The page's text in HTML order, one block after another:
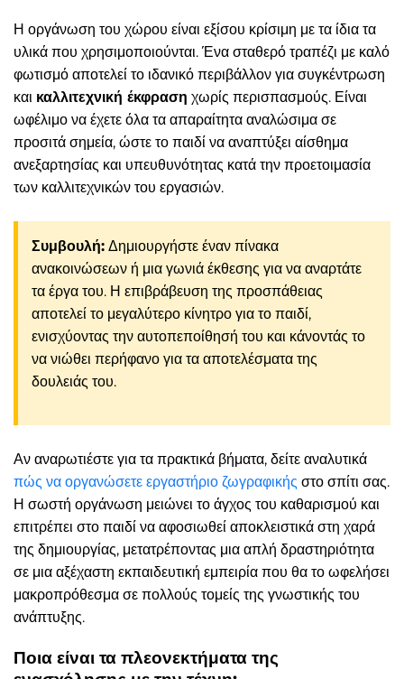
Η οργάνωση του χώρου είναι εξίσου κρίσιμη με τα ίδια τα
υλικά που χρησιμοποιούνται. Ένα σταθερό τραπέζι με καλό
φωτισμό αποτελεί το ιδανικό περιβάλλον για συγκέντρωση
και καλλιτεχνική έκφραση χωρίς περισπασμούς. Είναι
ωφέλιμο να έχετε όλα τα απαραίτητα αναλώσιμα σε
προσιτά σημεία, ώστε το παιδί να αναπτύξει αίσθημα
ανεξαρτησίας και υπευθυνότητας κατά την προετοιμασία
των καλλιτεχνικών του εργασιών.
Συμβουλή: Δημιουργήστε έναν πίνακα
ανακοινώσεων ή μια γωνιά έκθεσης για να αναρτάτε
τα έργα του. Η επιβράβευση της προσπάθειας
αποτελεί το μεγαλύτερο κίνητρο για το παιδί,
ενισχύοντας την αυτοπεποίθησή του και κάνοντάς το
να νιώθει περήφανο για τα αποτελέσματα της
δουλειάς του.
Αν αναρωτιέστε για τα πρακτικά βήματα, δείτε αναλυτικά
πώς να οργανώσετε εργαστήριο ζωγραφικής στο σπίτι σας.
Η σωστή οργάνωση μειώνει το άγχος του καθαρισμού και
επιτρέπει στο παιδί να αφοσιωθεί αποκλειστικά στη χαρά
της δημιουργίας, μετατρέποντας μια απλή δραστηριότητα
σε μια αξέχαστη εκπαιδευτική εμπειρία που θα το ωφελήσει
μακροπρόθεσμα σε πολλούς τομείς της γνωστικής του
ανάπτυξης.
Ποια είναι τα πλεονεκτήματα της